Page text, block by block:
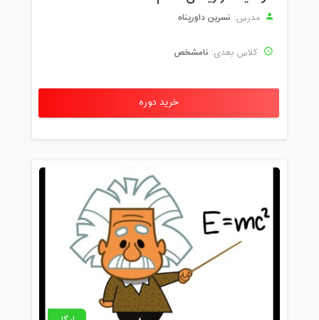
مدرس: نسرین داورپناه
کلاس بعدی: نامشخص
خرید دوره